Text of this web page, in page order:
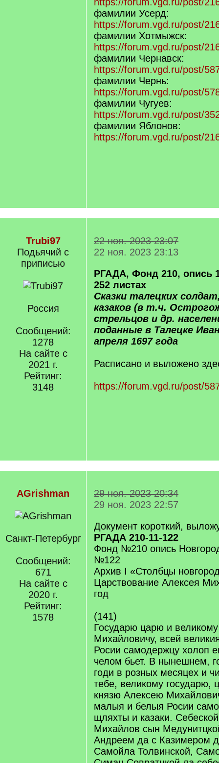
фамилии Усерд:
https://forum.vgd.ru/post/
фамилии Хотмыжск:
https://forum.vgd.ru/post/
фамилии Чернавск:
https://forum.vgd.ru/post/
фамилии Чернь:
https://forum.vgd.ru/post/
фамилии Чугуев:
https://forum.vgd.ru/post/
фамилии Яблонов:
https://forum.vgd.ru/post/
Trubi97
Подьячий с
приписью
Россия
Сообщений:
1278
На сайте с
2021 г.
Рейтинг:
3148
22 ноя. 2023 23:07
22 ноя. 2023 23:13
РГАДА, Фонд 210, опись
252 листах
Сказки талецких
казаков (в т.ч.
стрельцов и др.
поданные в Талецке
апреля 1697 года
Расписано и выложено
https://forum.vgd.ru/post/
AGrishman
Санкт-Петербург
Сообщений:
671
На сайте с
2020 г.
Рейтинг:
1578
29 ноя. 2023 20:34
29 ноя. 2023 22:57
Документ короткий,
РГАДА 210-11-122
Фонд №210 опись
№122
Архив I «Столбцы
Царствование Алексея
год
(141)
Государю царю и
Михайловичу, всей
Росии самодержцу холоп
челом бьет. В нынешнем,
годи в розных месяцех и
тебе, великому государю,
князю Алексею
малыя и белыя Росии
щляхты и казаки.
Михайлов сын
Андреем да с Казимером
Самойла Толвинской,